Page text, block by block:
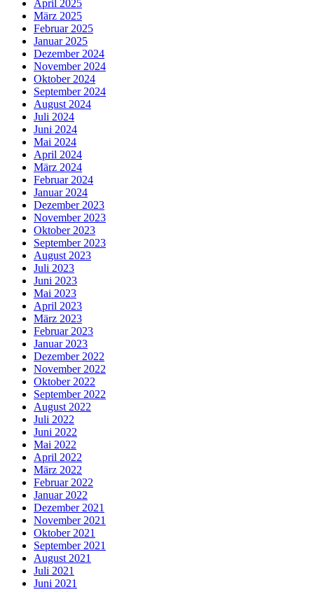
April 2025
März 2025
Februar 2025
Januar 2025
Dezember 2024
November 2024
Oktober 2024
September 2024
August 2024
Juli 2024
Juni 2024
Mai 2024
April 2024
März 2024
Februar 2024
Januar 2024
Dezember 2023
November 2023
Oktober 2023
September 2023
August 2023
Juli 2023
Juni 2023
Mai 2023
April 2023
März 2023
Februar 2023
Januar 2023
Dezember 2022
November 2022
Oktober 2022
September 2022
August 2022
Juli 2022
Juni 2022
Mai 2022
April 2022
März 2022
Februar 2022
Januar 2022
Dezember 2021
November 2021
Oktober 2021
September 2021
August 2021
Juli 2021
Juni 2021